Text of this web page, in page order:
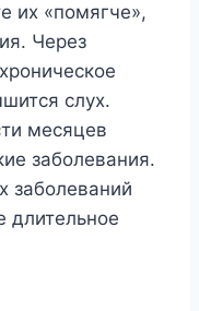
их «помягче»,
Через
слух.
месяцев
заболевания.
заболеваний
длительное